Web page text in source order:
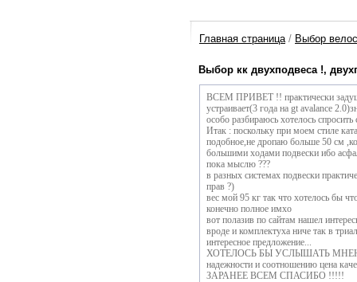
Главная страница/ Выбор
Выбор кк двухподвеса !,
ВСЕМ ПРИВЕТ !! практически
устраивает(3 года на gt avalance
особо разбираюсь хотелось
Итак : поскольку при моем стиле
подобное,не дропаю больше 50 см
большими ходами подвески ибо
пока мыслю ???
в разных системах подвески
прав ?)
вес мой 95 кг так что хотелось бы
конечно полное имхо
вот полазив по сайтам нашел
вроде и комплектуха ниче так в
интересное предложение...
ХОТЕЛОСЬ БЫ УСЛЫШАТЬ МНЕНИЕ
надежности и соотношению цена
ЗАРАНЕЕ ВСЕМ СПАСИБО !!!!!